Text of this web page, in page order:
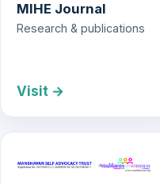
MIHE Journal
Research & publications
Visit →